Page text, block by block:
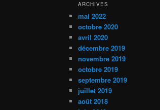
ARCHIVES
mai 2022
octobre 2020
avril 2020
décembre 2019
novembre 2019
octobre 2019
septembre 2019
juillet 2019
août 2018